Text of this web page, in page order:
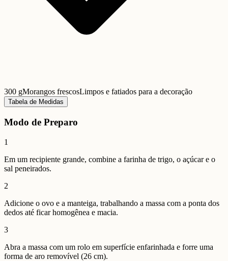
300 gMorangos frescosLimpos e fatiados para a decoração
Tabela de Medidas
Modo de Preparo
1
Em um recipiente grande, combine a farinha de trigo, o açúcar e o
sal peneirados.
2
Adicione o ovo e a manteiga, trabalhando a massa com a ponta dos
dedos até ficar homogênea e macia.
3
Abra a massa com um rolo em superfície enfarinhada e forre uma
forma de aro removível (26 cm).